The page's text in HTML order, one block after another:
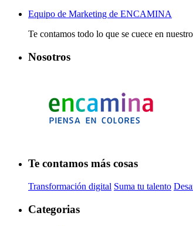
Equipo de Marketing de ENCAMINA
Te contamos todo lo que se cuece en
Nosotros
Te contamos más cosas
Transformación digital Suma tu talento
Categorias